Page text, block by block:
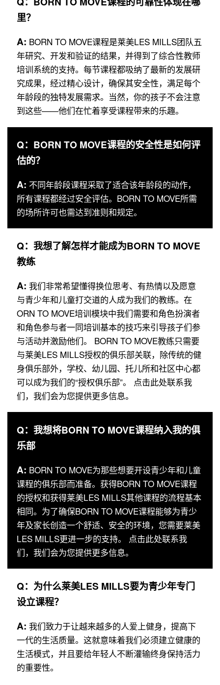
里？
A: BORN TO MOVE课程是莱美LES MILLS团队五
年研究、开发和验证的结果，并得到了综合性教师
培训系统的支持。每节课程都吸纳了最新的发展研
究成果，经过精心设计，确保其安全性，满足每个
年龄段的独特发展需求。当然，你的孩子不会注意
到这些——他们在忙着享受课程带来的乐趣。
Q：BORN TO MOVE课程的安全性是如何评
估的？
A: 不同年龄段课程采取了适合该年龄段的动作，
所有课程都经过安全评估。BORN TO MOVE所需
的场所许可也需达到准则和规定。
Q：我想了解怎样才能成为BORN TO MOVE
教练
A: 我们非常希望懂得换位思考、有热情以及愿意
与青少年和儿童打交道的人成为我们的教练。在
ORN TO MOVE培训模块中我们需要和角色扮演者
和角色参与者一同培训基本的技巧来引导孩子们参
与活动并激励他们。 BORN TO MOVE教练只需要
与莱美LES MILLS授权的俱乐部关联，除传统的健
身俱乐部外，学校、幼儿园、托儿所和社区中心都
可以成为我们的“授权俱乐部”。 点击此处联系我
们，我们会为您提供更多信息。
Q：我想将BORN TO MOVE课程纳入我的俱
乐部
A: BORN TO MOVE为那些想要开设青少年和儿童
课程的俱乐部而准备。获得BORN TO MOVE课程
的授权和获得莱美LES MILLS其他课程的流程基本
相同。为了确保BORN TO MOVE课程能够为青少
年及家长创造一个舒适、安全的环境，您需要莱美
LES MILLS更进一步的支持。 点击此处联系我
们，我们会为您提供更多信息。
Q：为什么莱美LES MILLS要为青少年专门
设立课程？
A: 我们致力于让越来越多的人爱上健身，提高下
一代的生活质量。这就意味着我们必须建立健康的
生活模式，并且要给年轻人不断灌输终身保持活力
的重要性。